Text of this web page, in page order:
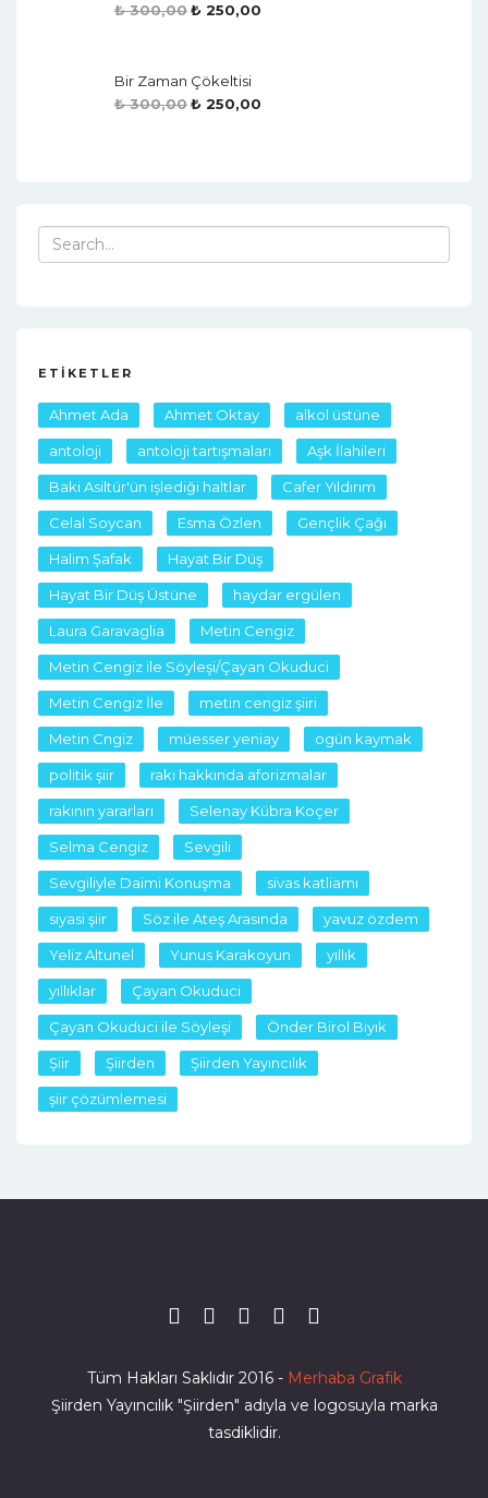
Rated4.50
₺300,00₺ 250,00
Bir Zaman Çökeltisi
₺300,00₺ 250,00
Search
for:
ETIKETLER
Ahmet Ada Ahmet Oktay alkol üstüne
antoloji antoloji tartışmaları Aşk İlahileri
Baki Asiltür'ün işlediği haltlar Cafer Yıldırım
Celal Soycan Esma Özlen Gençlik Çağı
Halim Şafak Hayat Bir Düş
Hayat Bir Düş Üstüne haydar ergülen
Laura Garavaglia Metin Cengiz
Metin Cengiz ile Söyleşi/Çayan Okuduci
Metin Cengiz İle metin cengiz şiiri
Metin Cngiz müesser yeniay ogün kaymak
politik şiir rakı hakkında aforizmalar
rakının yararları Selenay Kübra Koçer
Selma Cengiz Sevgili
Sevgiliyle Daimi Konuşma sivas katliamı
siyasi şiir Söz ile Ateş Arasında yavuz özdem
Yeliz Altunel Yunus Karakoyun yıllık
yıllıklar Çayan Okuduci
Çayan Okuduci ile Söyleşi Önder Birol Bıyık
Şiir Şiirden Şiirden Yayıncılık
şiir çözümlemesi
Tüm Hakları Saklıdır 2016 - Merhaba Grafik
Şiirden Yayıncılık "Şiirden" adıyla ve logosuyla marka
tasdiklidir.